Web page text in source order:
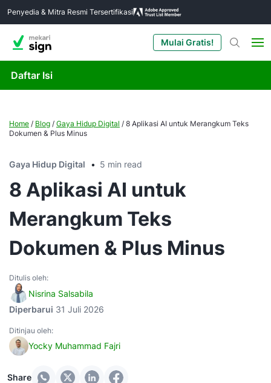
Penyedia & Mitra Resmi Tersertifikasi
Mulai Gratis!
Daftar Isi
Home / Blog / Gaya Hidup Digital / 8 Aplikasi AI untuk Merangkum Teks
Dokumen & Plus Minus
Gaya Hidup Digital 5 min read
8 Aplikasi AI untuk
Merangkum Teks
Dokumen & Plus Minus
Ditulis oleh:
Nisrina Salsabila
Diperbarui 31 Juli 2026
Ditinjau oleh:
Yocky Muhammad Fajri
Share